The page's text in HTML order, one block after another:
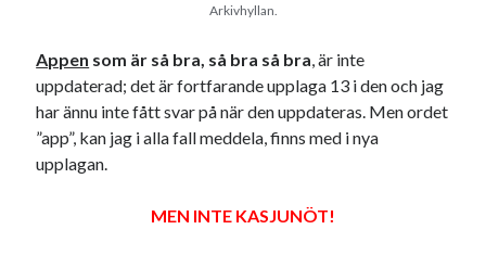
Swish: 070-8885542
Arkivhyllan.
Appen som är så bra, så bra så bra, är inte
uppdaterad; det är fortfarande upplaga 13 i den och jag
har ännu inte fått svar på när den uppdateras. Men ordet
”app”, kan jag i alla fall meddela, finns med i nya
upplagan.
MEN INTE KASJUNÖT!